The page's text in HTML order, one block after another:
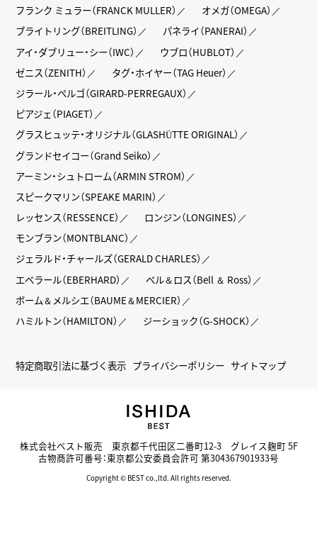
フランク ミュラー（FRANCK MULLER）
オメガ（OMEGA）
ブライトリング（BREITLING）
パネライ（PANERAI）
アイ・ダブリュー・シー（IWC）
ウブロ（HUBLOT）
ゼニス（ZENITH）
タグ・ホイヤー（TAG Heuer）
ジラール・ペルゴ（GIRARD-PERREGAUX）
ピアジェ（PIAGET）
グラスヒュッテ・オリジナル（GLASHÜTTE ORIGINAL）
グランドセイコー（Grand Seiko）
アーミン・シュトローム（ARMIN STROM）
スピークマリン（SPEAKE MARIN）
レッセンス（RESSENCE）
ロンジン（LONGINES）
モンブラン（MONTBLANC）
ジェラルド・チャールズ（GERALD CHARLES）
エベラール（EBERHARD）
ベル＆ロス（Bell ＆ Ross）
ボーム＆メルシエ（BAUME＆MERCIER）
ハミルトン（HAMILTON）
ジーショック（G-SHOCK）
特定商取引法に基づく表示 プライバシーポリシー サイトマップ
株式会社ベスト販売 東京都千代田区二番町12-3 グレイス麹町 5F
古物商許可番号：東京都公安委員会許可 第304367901933号
Copyright © BEST co.,ltd. All rights reserved.